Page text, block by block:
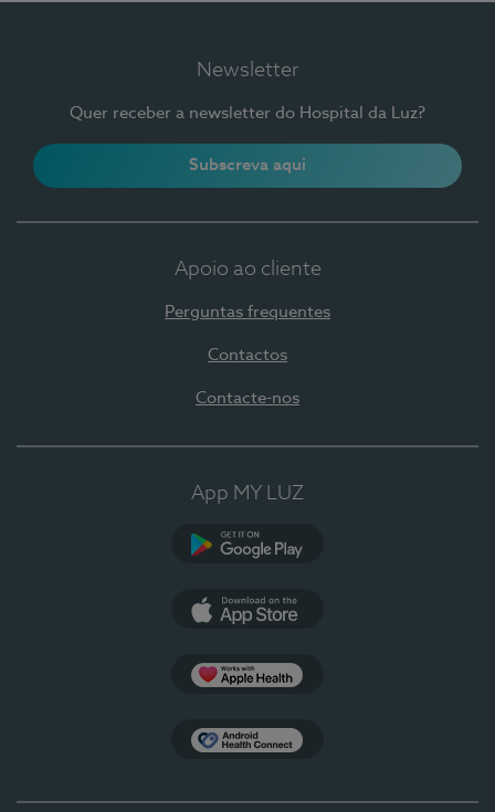
Newsletter
Quer receber a newsletter do Hospital da Luz?
Subscreva aqui
Apoio ao cliente
Perguntas frequentes
Contactos
Contacte-nos
App MY LUZ